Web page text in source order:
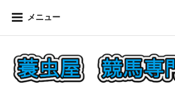
メニュー